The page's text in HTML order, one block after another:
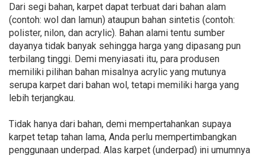
Dari segi bahan, karpet dapat terbuat dari bahan alam
(contoh: wol dan lamun) ataupun bahan sintetis (contoh:
polister, nilon, dan acrylic). Bahan alami tentu sumber
dayanya tidak banyak sehingga harga yang dipasang pun
terbilang tinggi. Demi menyiasati itu, para produsen
memiliki pilihan bahan misalnya acrylic yang mutunya
serupa karpet dari bahan wol, tetapi memiliki harga yang
lebih terjangkau.
Tidak hanya dari bahan, demi mempertahankan supaya
karpet tetap tahan lama, Anda perlu mempertimbangkan
penggunaan underpad. Alas karpet (underpad) ini umumnya